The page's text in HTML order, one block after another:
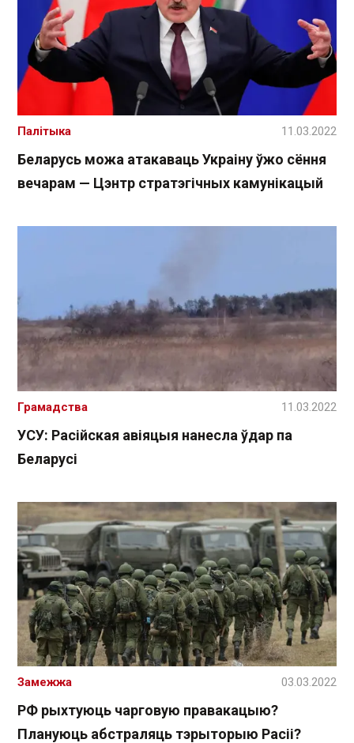
Беларусь можа атакаваць Украіну ўжо сёння
вечарам — Цэнтр стратэгічных камунікацый
Палітыка 11.03.2022
УСУ: Расійская авіяцыя нанесла ўдар па
Беларусі
Грамадства 11.03.2022
РФ рыхтуюць чарговую правакацыю?
Плануюць абстраляць тэрыторыю Расіі?
Замежжа 03.03.2022